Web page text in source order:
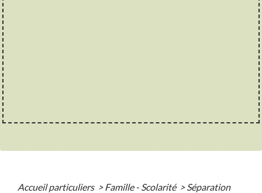
Accueil particuliers > Famille - Scolarité > Séparation